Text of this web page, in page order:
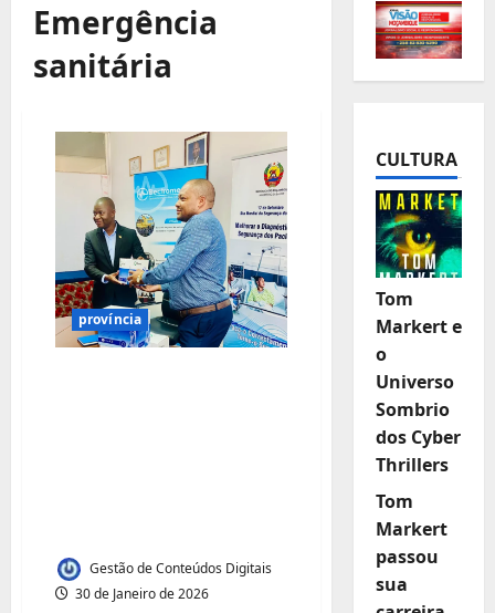
Emergência
sanitária
província
Gestão de Conteúdos Digitais
30 de Janeiro de 2026
CULTURA
Tom
Markert e
o
Universo
Sombrio
dos Cyber
Thrillers
Tom
Markert
passou
sua